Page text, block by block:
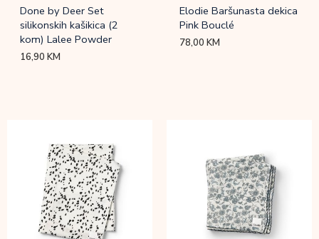
Done by Deer Set
silikonskih kašikica (2
kom) Lalee Powder
16,90KM
Elodie Baršunasta dekica
Pink Bouclé
78,00KM